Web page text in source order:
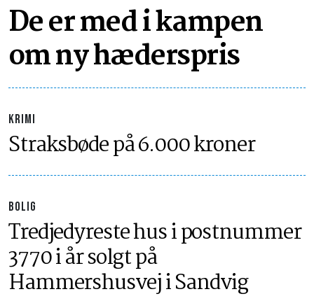
De er med i kampen
om ny hæderspris
KRIMI
Straksbøde på 6.000 kroner
BOLIG
Tredjedyreste hus i postnummer
3770 i år solgt på
Hammershusvej i Sandvig